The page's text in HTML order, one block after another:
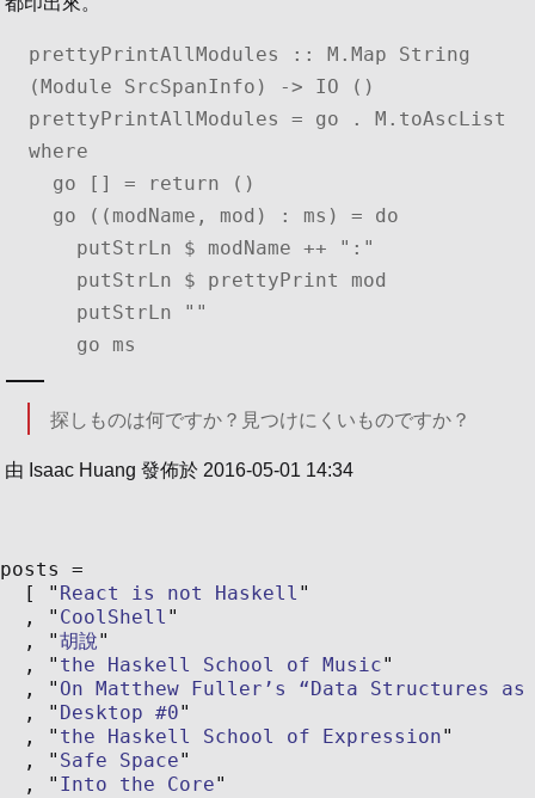
prettyPrintAllModules :: M.Map String
(Module SrcSpanInfo) -> IO ()
prettyPrintAllModules = go . M.toAscList
where
    go ms
探しものは何ですか？見つけにくいものですか？
由 Isaac Huang 發佈於 2016-05-01 14:34
posts
React is not Haskell
CoolShell
胡說
the Haskell School of Music
On Matthew Fuller’s “Data Structures
Desktop #0
the Haskell School of Expression
Safe Space
Into the Core